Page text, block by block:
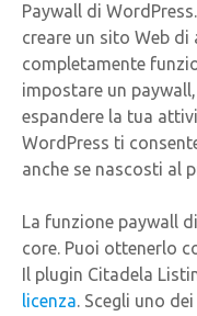
Paywall di
creare un sito Web
completamente
impostare un
espandere la tua
WordPress ti
anche se nascosti al
La funzione paywall
core. Puoi ottenerlo
Il plugin Citadela
licenza. Scegli uno